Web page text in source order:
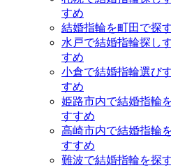
すめ
結婚指輪を町田で探
水戸で結婚指輪探し
すめ
小倉で結婚指輪選び
すめ
姫路市内で結婚指輪
すすめ
高崎市内で結婚指輪
すすめ
難波で結婚指輪を探